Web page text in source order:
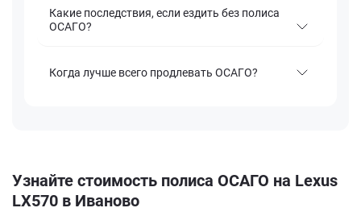
Какие последствия, если ездить без полиса
ОСАГО?
Когда лучше всего продлевать ОСАГО?
Узнайте стоимость полиса ОСАГО на Lexus
LX570 в Иваново